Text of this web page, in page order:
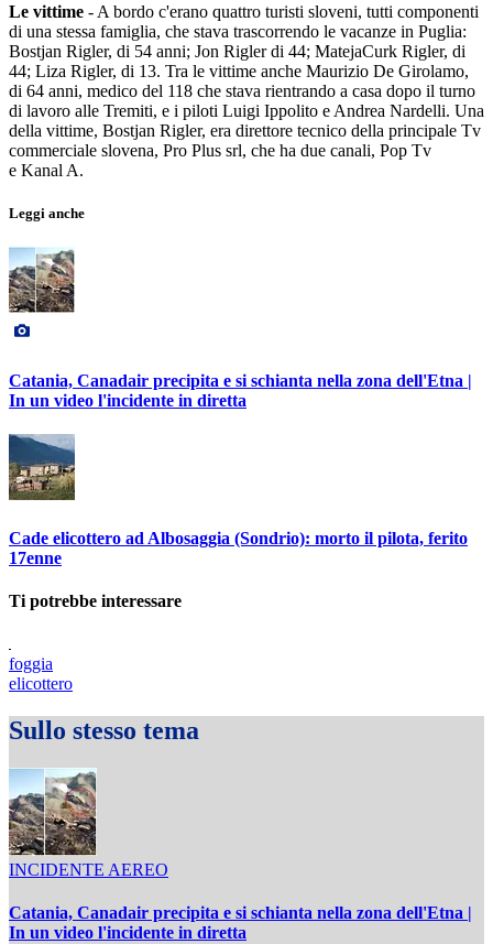
Le vittime - A bordo c'erano quattro turisti sloveni, tutti componenti
di una stessa famiglia, che stava trascorrendo le vacanze in Puglia:
Bostjan Rigler, di 54 anni; Jon Rigler di 44; MatejaCurk Rigler, di
44; Liza Rigler, di 13. Tra le vittime anche Maurizio De Girolamo,
di 64 anni, medico del 118 che stava rientrando a casa dopo il turno
di lavoro alle Tremiti, e i piloti Luigi Ippolito e Andrea Nardelli. Una
della vittime, Bostjan Rigler, era direttore tecnico della principale Tv
commerciale slovena, Pro Plus srl, che ha due canali, Pop Tv
e Kanal A.
Leggi anche
Catania, Canadair precipita e si schianta nella zona dell'Etna |
In un video l'incidente in diretta
Cade elicottero ad Albosaggia (Sondrio): morto il pilota, ferito
17enne
Ti potrebbe interessare
foggia
elicottero
Sullo stesso tema
INCIDENTE AEREO
Catania, Canadair precipita e si schianta nella zona dell'Etna |
In un video l'incidente in diretta